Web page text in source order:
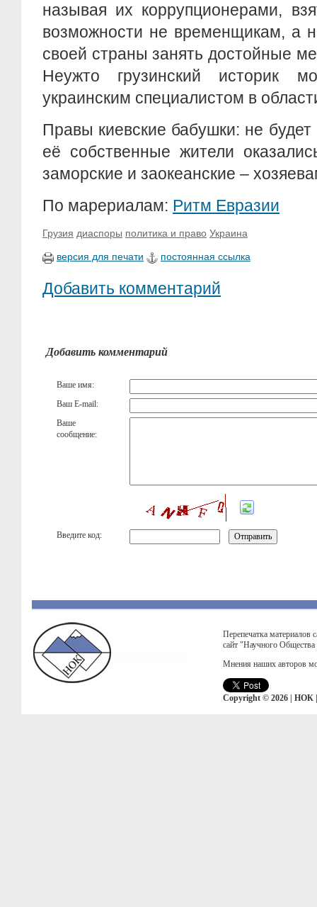
называя их коррупционерами,
возможности не временщикам, а
своей страны занять достойные
Неужто грузинский историк
украинским специалистом в
Правы киевские бабушки: не будет
её собственные жители
заморские и заокеанские –
По марериалам: Ритм Евразии
Грузия диаспоры политика и право Украина
версия для печати постоянная ссылка
Добавить комментарий
Добавить комментарий
Ваше имя:
Ваш E-mail:
Ваше
сообщение:
Введите код:
Перепечатка материалов
сайт "Научного
Мнения наших авторов
Copyright © 2026 | НОК